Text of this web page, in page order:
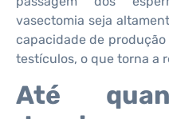
vasectomia seja
capacidade de
testículos, o que torna a
Até